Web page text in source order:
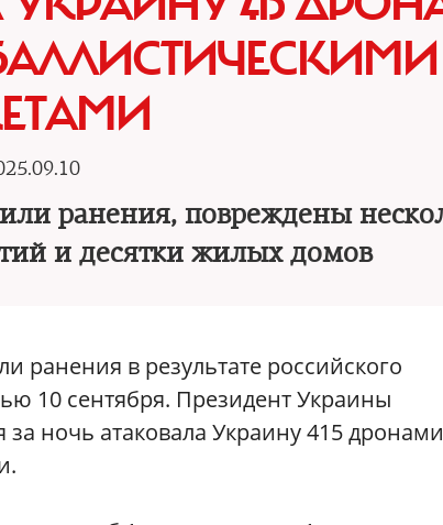
ранения, повреждены
и десятки жилых домов
ранения в результате российского
10 сентября. Президент Украины
ночь атаковала Украину 415 дронами